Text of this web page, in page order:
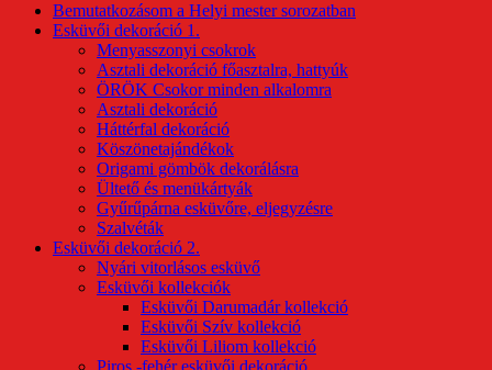
Bemutatkozásom a Helyi mester sorozatban
Esküvői dekoráció 1.
Menyasszonyi csokrok
Asztali dekoráció főasztalra, hattyúk
ÖRÖK Csokor minden alkalomra
Asztali dekoráció
Háttérfal dekoráció
Köszönetajándékok
Origami gömbök dekorálásra
Ültető és menükártyák
Gyűrűpárna esküvőre, eljegyzésre
Szalvéták
Esküvői dekoráció 2.
Nyári vitorlásos esküvő
Esküvői kollekciók
Esküvői Darumadár kollekció
Esküvői Szív kollekció
Esküvői Liliom kollekció
Piros -fehér esküvői dekoráció